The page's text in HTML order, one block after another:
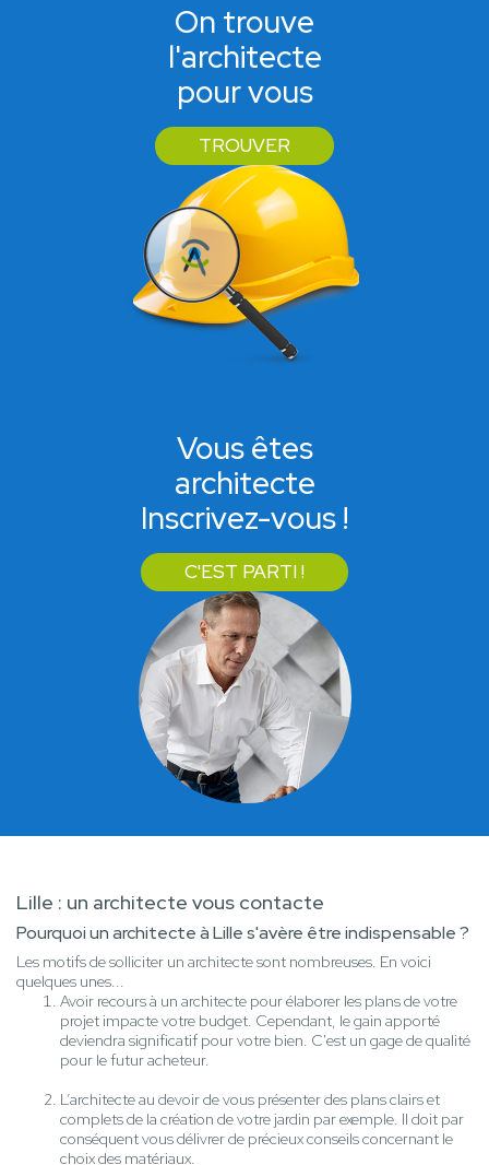
On trouve
l'architecte
pour vous
TROUVER
Vous êtes
architecte
Inscrivez-vous !
C'EST PARTI !
Lille : un architecte vous contacte
Pourquoi un architecte à Lille s'avère être indispensable ?
Les motifs de solliciter un architecte sont nombreuses. En voici
quelques unes...
Avoir recours à un architecte pour élaborer les plans de votre
projet impacte votre budget. Cependant, le gain apporté
deviendra significatif pour votre bien. C'est un gage de qualité
pour le futur acheteur.
L’architecte au devoir de vous présenter des plans clairs et
complets de la création de votre jardin par exemple. Il doit par
conséquent vous délivrer de précieux conseils concernant le
choix des matériaux.